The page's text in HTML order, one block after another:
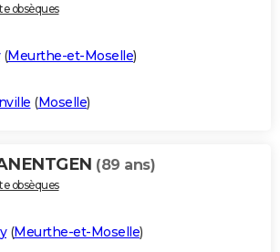
obsèques
(Meurthe-et-Moselle)
(Moselle)
(89 ans)
obsèques
(Meurthe-et-Moselle)